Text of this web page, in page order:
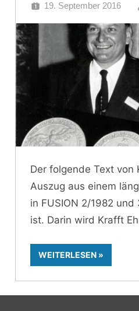
19. September 2016
Der folgende Text von
Auszug aus einem
in FUSION 2/1982
ist. Darin wird Krafft
WEITERLESEN